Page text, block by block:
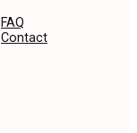
FAQ
Contact